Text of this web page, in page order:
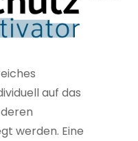
auf das
werden. Eine